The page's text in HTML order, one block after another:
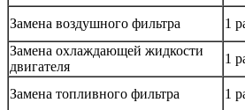
Замена воздушного фильтра
1
Замена охлаждающей жидкости
двигателя
1
Замена топливного фильтра
1